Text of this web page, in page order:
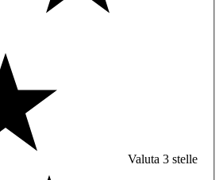
Valuta 3 stelle